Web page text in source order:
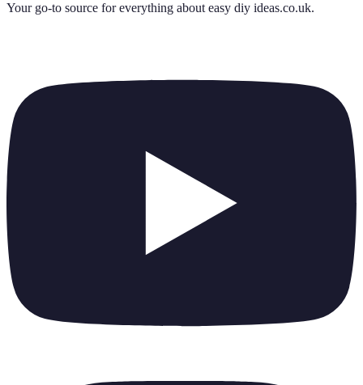
Your go-to source for everything about easy diy ideas.co.uk.